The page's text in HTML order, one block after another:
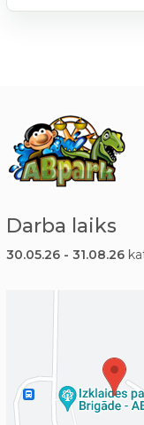
Darba laiks
30.05.26 - 31.08.26